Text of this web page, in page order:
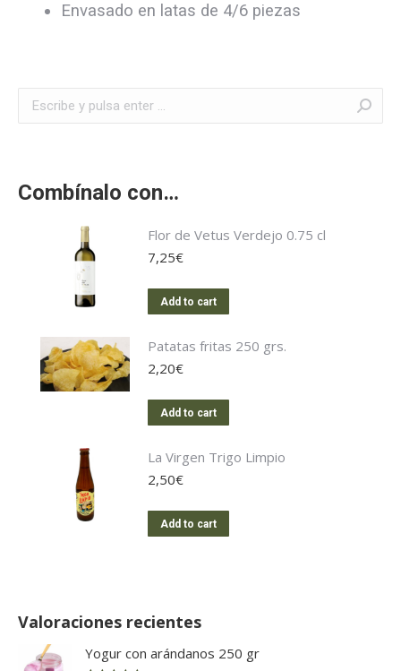
Envasado en latas de 4/6 piezas
Combínalo con…
Flor de Vetus Verdejo 0.75 cl
7,25€
Add to cart
Patatas fritas 250 grs.
2,20€
Add to cart
La Virgen Trigo Limpio
2,50€
Add to cart
Valoraciones recientes
Yogur con arándanos 250 gr